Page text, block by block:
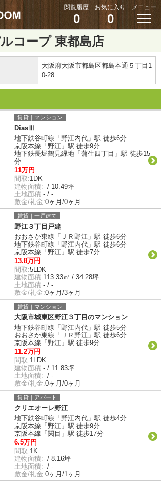
閲覧履歴
0
お気に入り
0
メニュー
コープ 東都島店
大阪府大阪市都島区都島本通５丁目1
0-28
賃貸｜マンション
DiasⅢ
地下鉄谷町線「野江内代」駅 徒歩6分
京阪本線「野江」駅 徒歩9分
地下鉄長堀鶴見緑地「蒲生四丁目」駅 徒歩15
分
11万円
間取:1DK
建物面積:- / 10.49坪
土地面積:- / -
敷金/礼金:0ヶ月/0ヶ月
賃貸｜一戸建て
野江３丁目戸建
おおさか東線「ＪＲ野江」駅 徒歩6分
地下鉄谷町線「野江内代」駅 徒歩6分
京阪本線「野江」駅 徒歩7分
13.8万円
間取:5LDK
建物面積:113.33㎡ / 34.28坪
土地面積:- / -
敷金/礼金:0ヶ月/3ヶ月
賃貸｜マンション
大阪市城東区野江３丁目のマンション
地下鉄谷町線「野江内代」駅 徒歩5分
おおさか東線「ＪＲ野江」駅 徒歩6分
京阪本線「野江」駅 徒歩9分
11.2万円
間取:1LDK
建物面積:- / 11.83坪
土地面積:- / -
敷金/礼金:0ヶ月/0ヶ月
賃貸｜アパート
クリエオーレ野江
地下鉄谷町線「野江内代」駅 徒歩4分
京阪本線「野江」駅 徒歩9分
京阪本線「関目」駅 徒歩17分
6.5万円
間取:1K
建物面積:- / 8.16坪
土地面積:- / -
敷金/礼金:0ヶ月/1ヶ月